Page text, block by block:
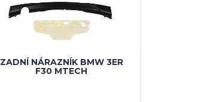
ZADNÍ NÁRAZNÍK BMW 3ER
F30 MTECH